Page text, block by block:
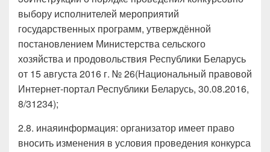
выбору исполнителей мероприятий
государственных программ, утверждённой
постановлением Министерства сельского
хозяйства и продовольствия Республики Беларусь
от 15 августа 2016 г. № 26(Национальный правовой
Интернет-портал Республики Беларусь, 30.08.2016,
8/31234);
2.8. инаяинформация: организатор имеет право
вносить изменения в условия проведения конкурса